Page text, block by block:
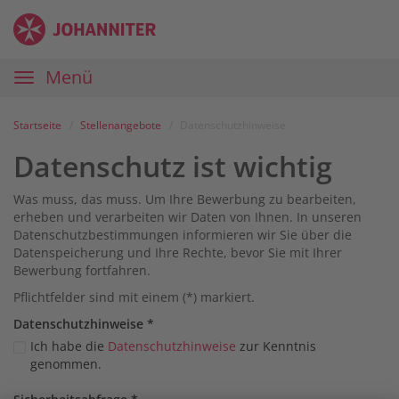
Zum
Inhalt
Anmelden
Zur
Navigation
Zur
Startseite
Karriereportal
Johanniter
Hauptnavigation
Menü
Startseite Stellenangebote
Datenschutz ist wichtig
Was muss, das muss. Um Ihre Bewerbung zu bearbeiten,
erheben und verarbeiten wir Daten von Ihnen. In unseren
Datenschutzbestimmungen informieren wir Sie über die
Datenspeicherung und Ihre Rechte, bevor Sie mit Ihrer
Bewerbung fortfahren.
Pflichtfelder sind mit einem (*) markiert.
Datenschutz­hinweise *
Ich habe die Datenschutzhinweise zur Kenntnis
genommen.